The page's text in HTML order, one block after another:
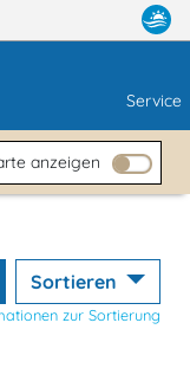
Service
anzeigen
Sortieren
zur Sortierung